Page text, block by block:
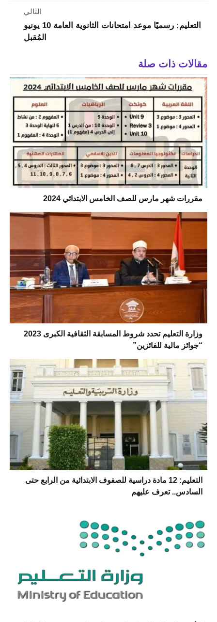
التالي
التعليم: رسميًا موعد امتحانات الثانوية العامة 10 يونيو
المُقبل
مقالات ذات صلة
مقررات شهر مارس للصف الخامس الابتدائي 2024
وزارة التعليم تحدد شروط المسابقة الثقافية الكبرى 2023
“جوائز مالية للفائزين”
التعليم: 12 مادة دراسية للصفوف الابتدائية من الرابع حتى
السادس.. تعرف عليهم